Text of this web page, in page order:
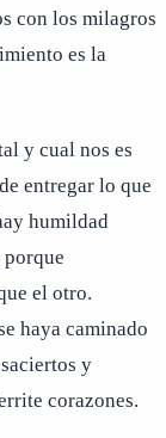
con los milagros
es la
y cual nos es
entregar lo que
humildad
porque
el otro.
haya caminado
y
corazones.